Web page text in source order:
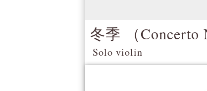
冬季 （Concerto
Solo violin